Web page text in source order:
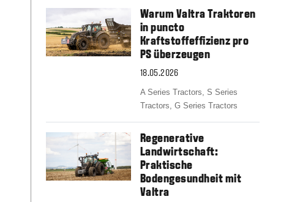
United Kingdom
Eastern Europe
Україна
Middle East
Africa
English
Asia
China
Australia
Warum Valtra Traktoren
in puncto
Kraftstoffeffizienz pro
PS überzeugen
18.05.2026
A Series Tractors, S Series
Tractors, G Series Tractors
Regenerative
Landwirtschaft:
Praktische
Bodengesundheit mit
Valtra